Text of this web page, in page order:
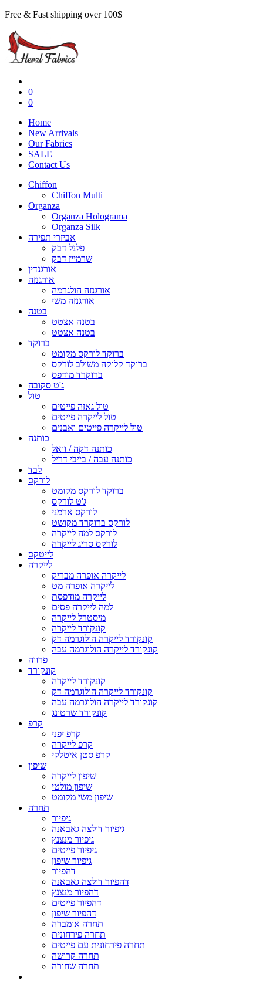
Free & Fast shipping over 100$
0
0
Home
New Arrivals
Our Fabrics
SALE
Contact Us
Chiffon
Chiffon Multi
Organza
Organza Holograma
Organza Silk
אביזרי תפירה
פלנל דבק
שרמייז דבק
אורגנדין
אורגנזה
אורגנזה הולגרמה
אורגנזה משי
בטנה
בטנה אצטט
בטנה אצטט
ברוקד
ברוקד לורקס מקומט
ברוקד קלוקה משולב לורקס
ברוקרד מודפס
ג'ט סקובה
טול
טול גאזה פייטים
טול לייקרה פייטים
טול לייקרה פייטים ואבנים
כותנה
כותנה דקה / וואל
כותנה עבה / בייבי דריל
לבד
לורקס
ברוקד לורקס מקומט
ג'ט לורקס
לורקס ארמני
לורקס ברוקרד מקושט
לורקס למה לייקרה
לורקס סריג לייקרה
לייטקס
לייקרה
לייקרה אופרה מבריק
לייקרה אופרה מט
לייקרה מודפסת
למה לייקרה פסים
מיסטרל לייקרה
קונקורד לייקרה
קונקורד לייקרה הולוגרמה דק
קונקורד לייקרה הולוגרמה עבה
פרווה
קונקורד
קונקורד לייקרה
קונקורד לייקרה הולוגרמה דק
קונקורד לייקרה הולוגרמה עבה
קונקורד שרטונג
קרפ
קרפ יפני
קרפ לייקרה
קרפ סטן איטלקי
שיפון
שיפון לייקרה
שיפון מולטי
שיפון משי מקומט
תחרה
גיפיור
גיפיור דולצה גאבאנה
גיפיור מנצנץ
גיפיור פייטים
גיפיור שיפון
דהפיור
דהפיור דולצה גאבאנה
דהפיור מנצנץ
דהפיור פייטים
דהפיור שיפון
תחרה אומברה
תחרה פירחונית
תחרה פירחונית עם פייטים
תחרה קרושה
תחרה שחורה